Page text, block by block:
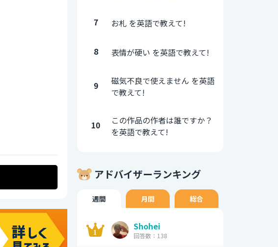
7 お札 を英語で教えて!
8 表情が硬い を英語で教えて!
9
磁気不良で使えません を英語
で教えて!
10
この作品の作者は誰ですか？
を英語で教えて!
アドバイザーランキング
週間 月間 総合
Shohei
回答数：138